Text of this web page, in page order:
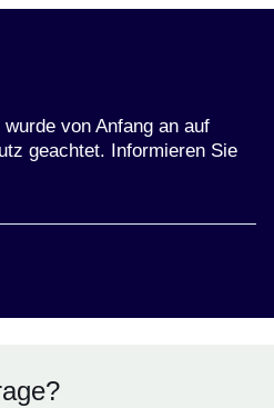
von Anfang an auf
geachtet. Informieren Sie